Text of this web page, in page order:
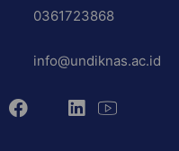
0361723868
info@undiknas.ac.id